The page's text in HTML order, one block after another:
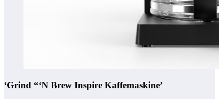
‘Grind “‘N Brew Inspire Kaffemaskine’